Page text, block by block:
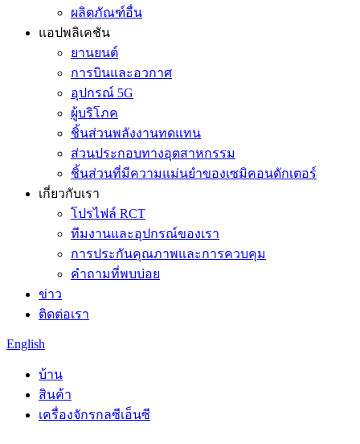
ผลิตภัณฑ์อื่น
แอปพลิเคชัน
ยานยนต์
การบินและอวกาศ
อุปกรณ์ 5G
ผู้บริโภค
ชิ้นส่วนพลังงานทดแทน
ส่วนประกอบทางอุตสาหกรรม
ชิ้นส่วนที่มีความแม่นยำของเซมิคอนดักเตอร์
เกี่ยวกับเรา
โปรไฟล์ RCT
ทีมงานและอุปกรณ์ของเรา
การประกันคุณภาพและการควบคุม
คำถามที่พบบ่อย
ข่าว
ติดต่อเรา
English
บ้าน
สินค้า
เครื่องจักรกลซีเอ็นซี